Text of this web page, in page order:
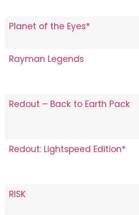
Planet of the Eyes*
Rayman Legends
Redout – Back to Earth Pack
Redout: Lightspeed Edition*
RISK